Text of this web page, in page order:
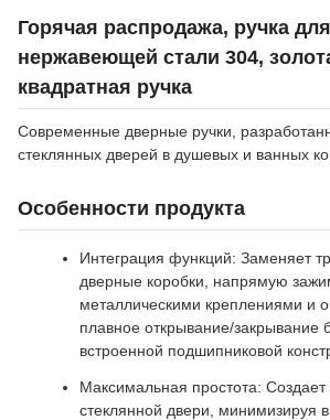
Горячая распродажа, ручка
нержавеющей стали 304,
квадратная ручка
Современные дверные ручки,
стеклянных дверей в душевых и ванных
Особенности продукта
Интеграция функций: Заменяет
дверные коробки, напрямую
металлическими креплениями и
плавное открывание/закрывание
встроенной подшипниковой
Максимальная простота:
стеклянной двери, минимизируя